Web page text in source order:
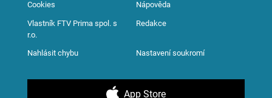
Cookies Nápověda
Vlastník FTV Prima spol. s
r.o.
Redakce
Nahlásit chybu Nastavení soukromí
App Store